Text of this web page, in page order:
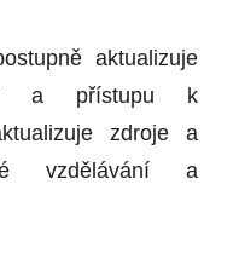
aktualizuje
a přístupu k
zdroje a
vzdělávání a